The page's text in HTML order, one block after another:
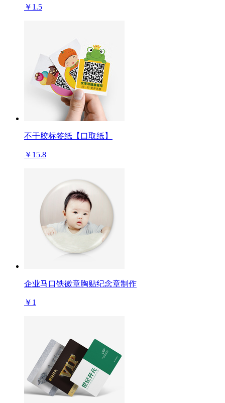
￥1.5
不干胶标签纸【口取纸】
￥15.8
企业马口铁徽章胸贴纪念章制作
￥1